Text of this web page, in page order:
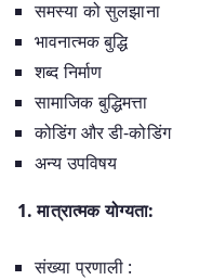
समस्या को सुलझाना
भावनात्मक बुद्धि
शब्द निर्माण
सामाजिक बुद्धिमत्ता
कोडिंग और डी-कोडिंग
अन्य उपविषय
1. मात्रात्मक योग्यता:
संख्या प्रणाली :